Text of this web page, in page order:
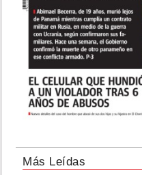
Más Leídas